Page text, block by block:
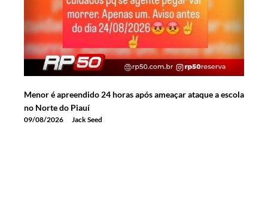
Menor é apreendido 24 horas após ameaçar ataque a escola
no Norte do Piauí
09/08/2026 Jack Seed